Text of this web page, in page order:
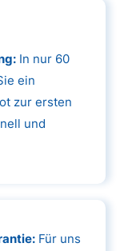
In nur 60
ein
zur ersten
und
Für uns